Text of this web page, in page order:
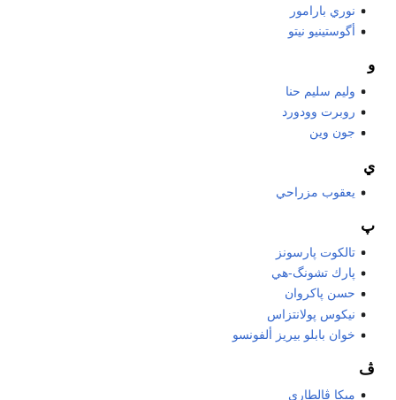
نوري بارامور
أگوستينيو نيتو
و
وليم سليم حنا
روبرت وودورد
جون وين
ي
يعقوب مزراحي
پ
تالكوت پارسونز
پارك تشونگ-هي
حسن پاكروان
نيكوس پولانتزاس
خوان بابلو بيريز ألفونسو
ڤ
ميكا ڤالطاري